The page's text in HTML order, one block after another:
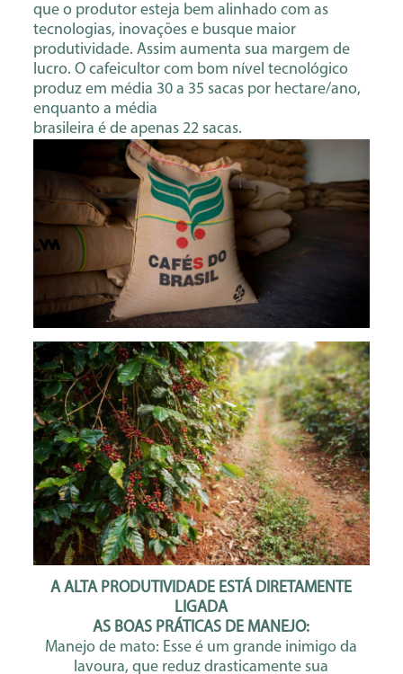
que o produtor esteja bem alinhado com as
tecnologias, inovações e busque maior
produtividade. Assim aumenta sua margem de
lucro. O cafeicultor com bom nível tecnológico
produz em média 30 a 35 sacas por hectare/ano,
enquanto a média
brasileira é de apenas 22 sacas.
A ALTA PRODUTIVIDADE ESTÁ DIRETAMENTE
LIGADA
AS BOAS PRÁTICAS DE MANEJO:
Manejo de mato: Esse é um grande inimigo da
lavoura, que reduz drasticamente sua